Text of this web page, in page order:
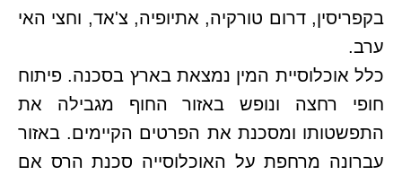
בקפריסין, דרום טורקיה, אתיופיה, צ'אד, וחצי האי
ערב.
כלל אוכלוסיית המין נמצאת בארץ בסכנה. פיתוח
חופי רחצה ונופש באזור החוף מגבילה את
התפשטותו ומסכנת את הפרטים הקיימים. באזור
עברונה מרחפת על האוכלוסייה סכנת הרס אם